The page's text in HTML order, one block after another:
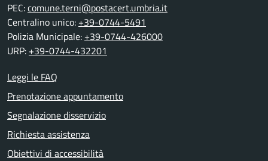
PEC:comune.terni@postacert.umbria.it
Centralino unico: +39-0744-5491
Polizia Municipale: +39-0744-426000
URP: +39-0744-432201
Leggi le FAQ
Prenotazione appuntamento
Segnalazione disservizio
Richiesta assistenza
Obiettivi di accessibilità